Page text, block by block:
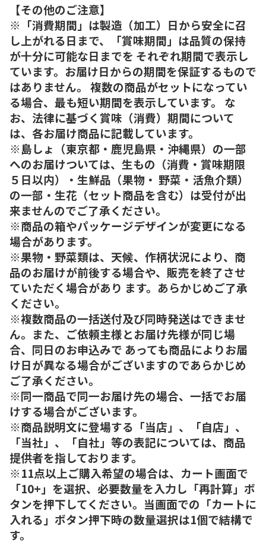
【その他のご注意】
※「消費期間」は製造（加工）日から安全に召
し上がれる日まで、「賞味期間」は品質の保持
が十分に可能な日までを それぞれ期間で表示し
ています。お届け日からの期間を保証するもので
はありません。 複数の商品がセットになってい
る場合、最も短い期間を表示しています。 な
お、法律に基づく賞味（消費）期間について
は、各お届け商品に記載しています。
※島しょ（東京都・鹿児島県・沖縄県）の一部
へのお届けついては、生もの（消費・賞味期限
５日以内）・生鮮品（果物・ 野菜・活魚介類）
の一部・生花（セット商品を含む）は受付が出
来ませんのでご了承ください。
※商品の箱やパッケージデザインが変更になる
場合があります。
※果物・野菜類は、天候、作柄状況により、商
品のお届けが前後する場合や、販売を終了させ
ていただく場合があり ます。あらかじめご了承
ください。
※複数商品の一括送付及び同時発送はできませ
ん。また、ご依頼主様とお届け先様が同じ場
合、同日のお申込みで あっても商品によりお届
け日が異なる場合がございますのであらかじめ
ご了承ください。
※同一商品で同一お届け先の場合、一括でお届
けする場合がございます。
※商品説明文に登場する「当店」、「自店」、
「当社」、「自社」等の表記については、商品
提供者を指しております。
※11点以上ご購入希望の場合は、カート画面で
「10+」を選択、必要数量を入力し「再計算」ボ
タンを押下してください。当画面での「カートに
入れる」ボタン押下時の数量選択は1個で結構で
す。